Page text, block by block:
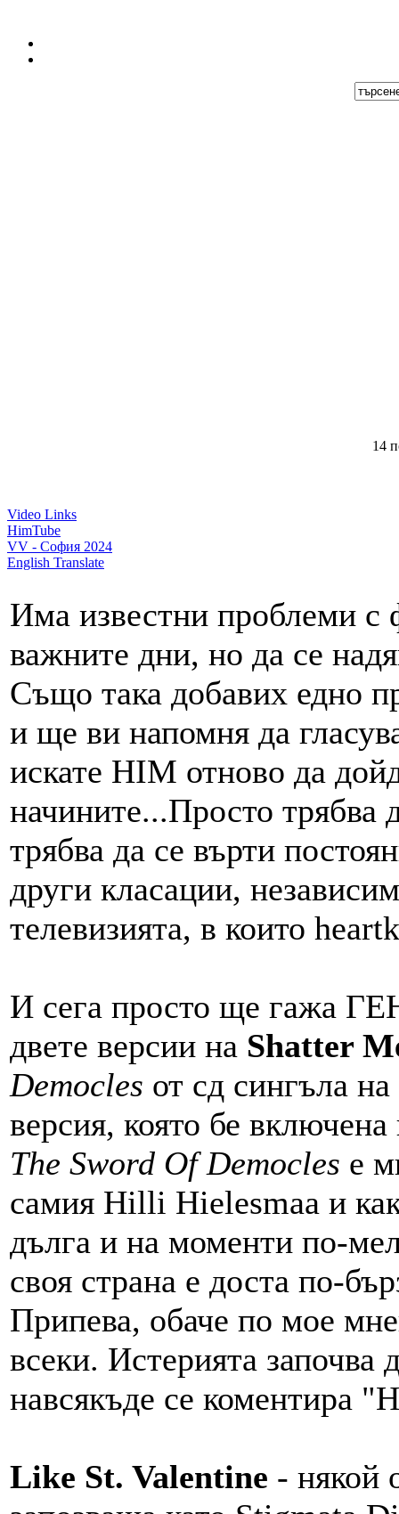
14
Video Links
HimTube
VV - София 2024
English Translate
Има известни проблеми с
важните дни, но да се
Също така добавих едно
и ще ви напомня да
искате HIM отново да
начините...Просто трябва
трябва да се върти
други класации,
телевизията, в които
И сега просто ще гажа
двете версии на Shatter
Democles от сд сингъла
версия, която бе
The Sword Of Democles e
самия Hilli Hielesmaa и
дълга и на моменти по-
своя страна е доста по-
Припева, обаче по мое
всеки. Истерията започва
навсякъде се коментира
Like St. Valentine - някой